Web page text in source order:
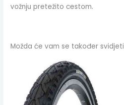
vožnju pretežito cestom.
Možda će vam se također